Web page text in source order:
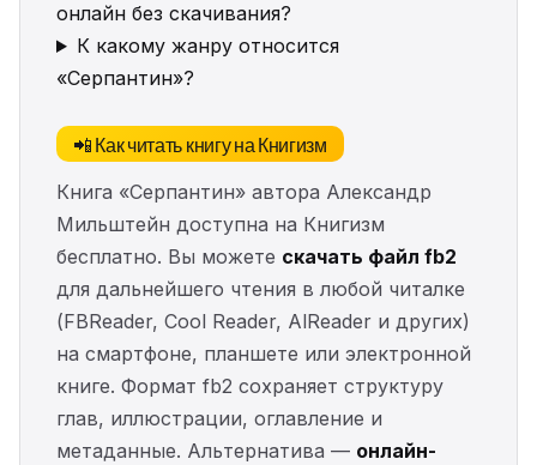
онлайн без скачивания?
К какому жанру относится
«Серпантин»?
📲 Как читать книгу на Книгизм
Книга «Серпантин» автора Александр
Мильштейн доступна на Книгизм
бесплатно. Вы можете скачать файл fb2
для дальнейшего чтения в любой читалке
(FBReader, Cool Reader, AlReader и других)
на смартфоне, планшете или электронной
книге. Формат fb2 сохраняет структуру
глав, иллюстрации, оглавление и
метаданные. Альтернатива — онлайн-